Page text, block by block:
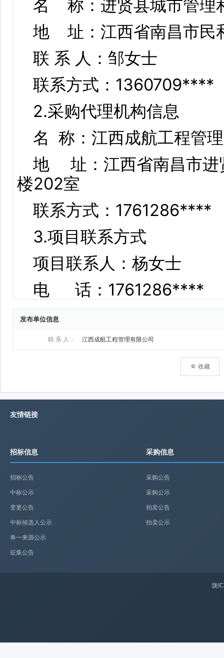
发布单位信息
联 系 人： 江西成航工程管理有限公司
☆ 收藏
友情链接
招标信息
招标公告
中标公示
变更公告
中标候选人公示
单一来源公示
征集公告
采购信息
采购公告
采购公示
拍卖公告
拍卖公示
陇